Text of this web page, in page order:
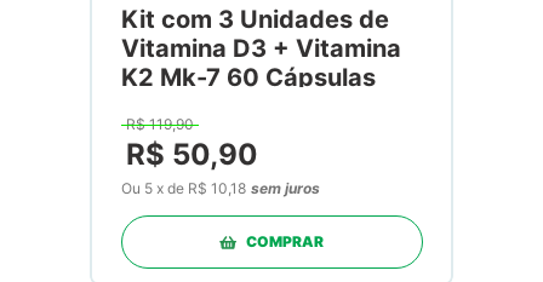
Kit com 3 Unidades de
Vitamina D3 + Vitamina
K2 Mk-7 60 Cápsulas
R$ 119,90
R$ 50,90
Ou 5 xde R$ 10,18 sem juros
COMPRAR